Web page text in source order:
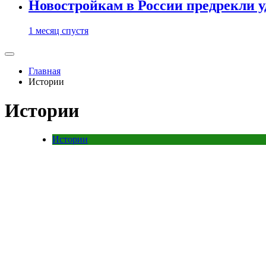
Новостройкам в России предрекли
1 месяц спустя
Главная
Истории
Истории
Истории